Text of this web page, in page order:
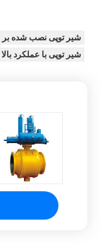
شیر توپی نصب شده بر
شیر توپی با عملکرد